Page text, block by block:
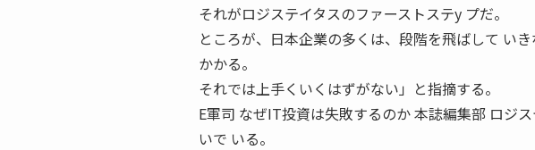
それがロジステイタスのファーストステy プだ。
ところが、日本企業の多くは、段階を飛ばして い
かかる。
それでは上手くいくはずがない」と指摘する。
E軍司 なぜIT投資は失敗するのか 本誌編集部 ロジ
いで いる。